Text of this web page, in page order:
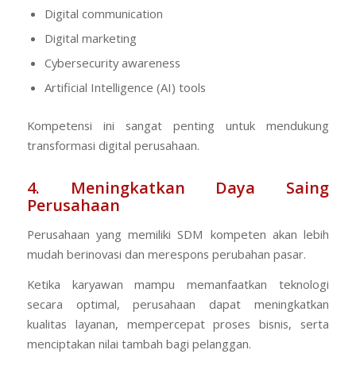
Digital communication
Digital marketing
Cybersecurity awareness
Artificial Intelligence (AI) tools
Kompetensi ini sangat penting untuk mendukung
transformasi digital perusahaan.
4. Meningkatkan Daya Saing
Perusahaan
Perusahaan yang memiliki SDM kompeten akan lebih
mudah berinovasi dan merespons perubahan pasar.
Ketika karyawan mampu memanfaatkan teknologi
secara optimal, perusahaan dapat meningkatkan
kualitas layanan, mempercepat proses bisnis, serta
menciptakan nilai tambah bagi pelanggan.